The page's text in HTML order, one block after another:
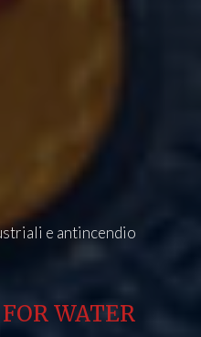
e antincendio
WATER